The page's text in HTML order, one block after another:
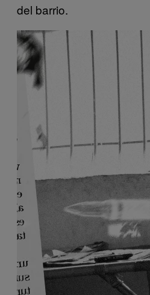
del barrio.